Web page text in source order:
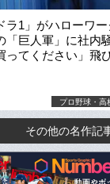
ラ1」がハローワ
「巨人軍」に社内
ってください」飛
崇伸の「第二の人生
プロ野球・高
その他の名作記